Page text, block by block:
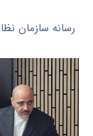
رسانه سازمان